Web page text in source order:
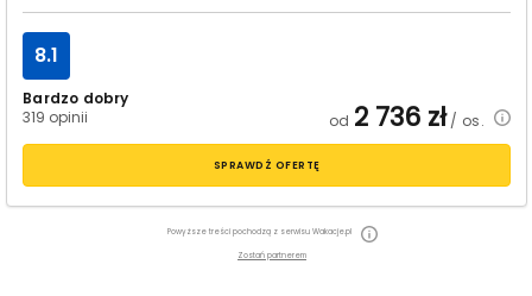
Bardzo dobry
319 opinii
8.1
od 2 736 zł/ os.
SPRAWDŹ OFERTĘ
Powyższe treści pochodzą z serwisu Wakacje.pl
Zostań partnerem